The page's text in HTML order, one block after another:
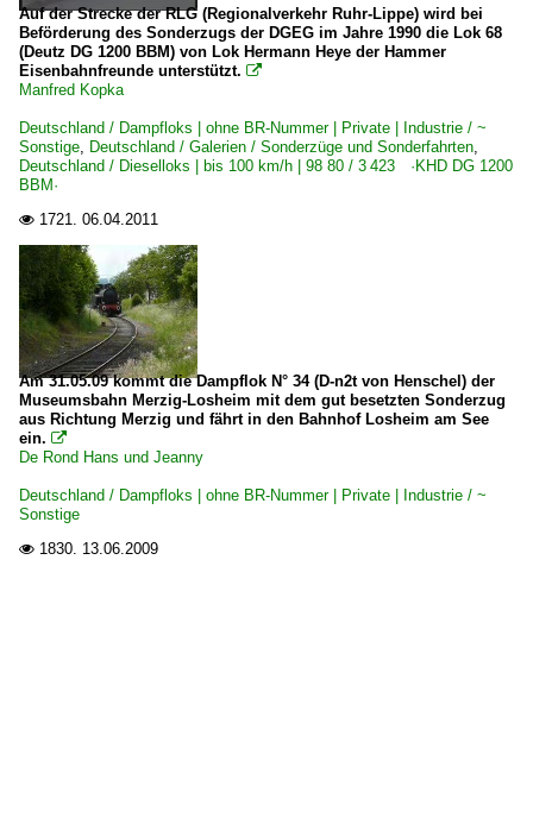
Auf der Strecke der RLG (Regionalverkehr Ruhr-Lippe) wird bei
Beförderung des Sonderzugs der DGEG im Jahre 1990 die Lok 68
(Deutz DG 1200 BBM) von Lok Hermann Heye der Hammer
Eisenbahnfreunde unterstützt. 
Manfred Kopka
Deutschland / Dampfloks | ohne BR-Nummer | Private | Industrie / ~
Sonstige, Deutschland / Galerien / Sonderzüge und Sonderfahrten,
Deutschland / Dieselloks | bis 100 km/h | 98 80 / 3 423 ·KHD DG 1200
BBM·
 1721. 06.04.2011
Am 31.05.09 kommt die Dampflok N° 34 (D-n2t von Henschel) der
Museumsbahn Merzig-Losheim mit dem gut besetzten Sonderzug
aus Richtung Merzig und fährt in den Bahnhof Losheim am See
ein. 
De Rond Hans und Jeanny
Deutschland / Dampfloks | ohne BR-Nummer | Private | Industrie / ~
Sonstige
 1830. 13.06.2009